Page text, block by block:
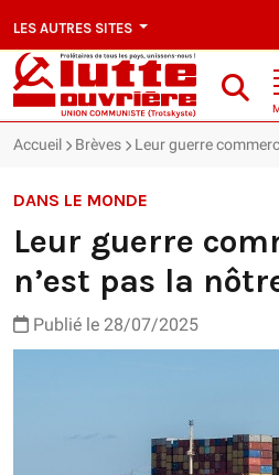
LES AUTRES SITES
Accueil Brèves Leur guerre
DANS LE MONDE
Leur guerre
n’est pas la
Publié le 28/07/2025